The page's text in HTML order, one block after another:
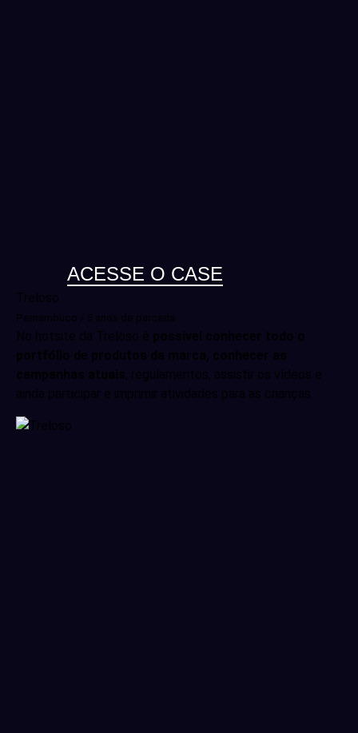
ACESSE O CASE
Treloso
Pernambuco / 5 anos de parceria
No hotsite da Treloso é possível conhecer todo o
portfólio de produtos da marca, conhecer as
campanhas atuais, regulamentos, assistir os vídeos e
ainda participar e imprimir atividades para as crianças.